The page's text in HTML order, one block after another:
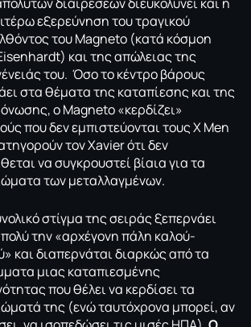
διαιρέσεων διευκολύνει και η
εξερεύνηση του τραγικού
του Magneto (κατά κόσμοn
και της απώλειας της
του. Όσο το κέντρο βάρους
στα θέματα της καταπίεσης και της
ο Magneto «κερδίζει»
που δεν εμπιστεύονται τους X Men
τον Xavier ότι δεν
να συγκρουστεί βίαια για τα
των μεταλλαγμένων.
στίγμα της σειράς ξεπερνάει
την «αρχέγονη πάλη καλού-
και διαπερνάται διαρκώς από τα
μιας καταπιεσμένης
που θέλει να κερδίσει τα
της (ενώ ταυτόχρονα μπορεί, αν